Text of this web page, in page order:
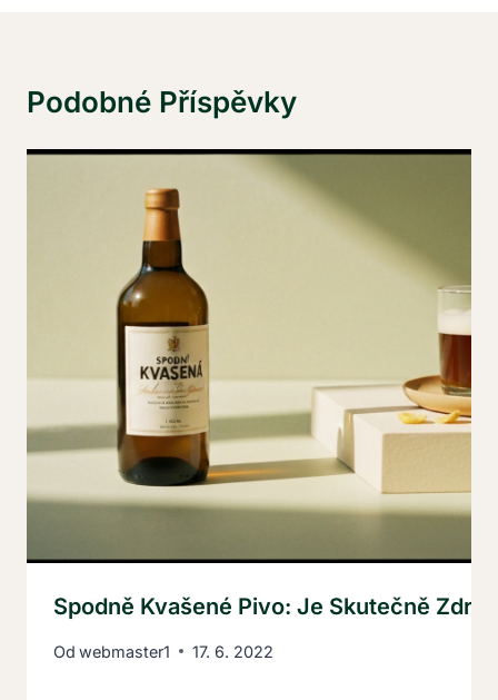
Podobné Příspěvky
Spodně Kvašené Pivo: Je Skutečně
Od webmaster1 17. 6. 2022